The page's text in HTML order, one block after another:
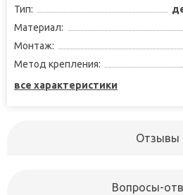
Тип:
Материал:
Монтаж:
Метод крепления:
все характеристики
Отзывы
Вопросы-